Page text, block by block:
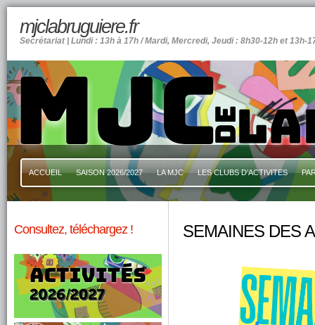
mjclabruguiere.fr
Secrétariat | Lundi : 13h à 17h / Mardi, Mercredi, Jeudi : 8h30-12h et 13h-
ACCUEIL SAISON 2026/2027 LA MJC LES CLUBS D’ACTIVITES
SEMAINES DES
Consultez, téléchargez !